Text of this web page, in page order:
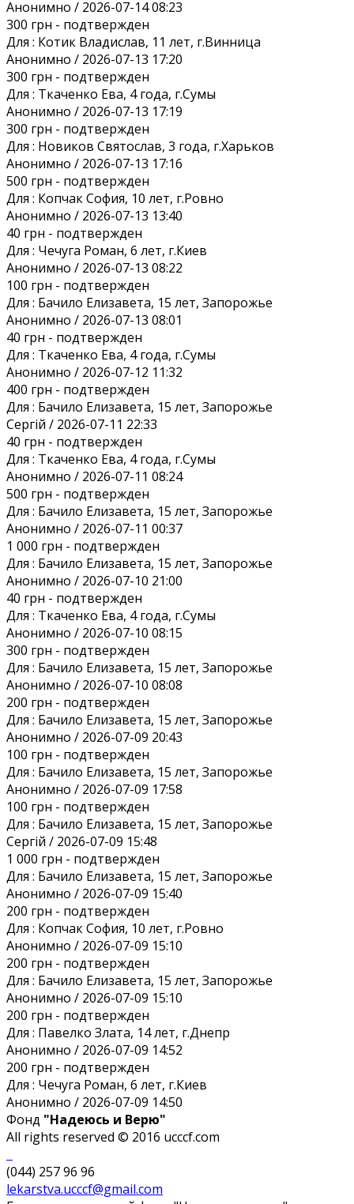
Анонимно / 2026-07-14 08:23
300 грн - подтвержден
Для : Котик Владислав, 11 лет, г.Винница
Анонимно / 2026-07-13 17:20
300 грн - подтвержден
Для : Ткаченко Ева, 4 года, г.Сумы
Анонимно / 2026-07-13 17:19
300 грн - подтвержден
Для : Новиков Святослав, 3 года, г.Харьков
Анонимно / 2026-07-13 17:16
500 грн - подтвержден
Для : Копчак София, 10 лет, г.Ровно
Анонимно / 2026-07-13 13:40
40 грн - подтвержден
Для : Чечуга Роман, 6 лет, г.Киев
Анонимно / 2026-07-13 08:22
100 грн - подтвержден
Для : Бачило Елизавета, 15 лет, Запорожье
Анонимно / 2026-07-13 08:01
40 грн - подтвержден
Для : Ткаченко Ева, 4 года, г.Сумы
Анонимно / 2026-07-12 11:32
400 грн - подтвержден
Для : Бачило Елизавета, 15 лет, Запорожье
Сергій / 2026-07-11 22:33
40 грн - подтвержден
Для : Ткаченко Ева, 4 года, г.Сумы
Анонимно / 2026-07-11 08:24
500 грн - подтвержден
Для : Бачило Елизавета, 15 лет, Запорожье
Анонимно / 2026-07-11 00:37
1 000 грн - подтвержден
Для : Бачило Елизавета, 15 лет, Запорожье
Анонимно / 2026-07-10 21:00
40 грн - подтвержден
Для : Ткаченко Ева, 4 года, г.Сумы
Анонимно / 2026-07-10 08:15
300 грн - подтвержден
Для : Бачило Елизавета, 15 лет, Запорожье
Анонимно / 2026-07-10 08:08
200 грн - подтвержден
Для : Бачило Елизавета, 15 лет, Запорожье
Анонимно / 2026-07-09 20:43
100 грн - подтвержден
Для : Бачило Елизавета, 15 лет, Запорожье
Анонимно / 2026-07-09 17:58
100 грн - подтвержден
Для : Бачило Елизавета, 15 лет, Запорожье
Сергій / 2026-07-09 15:48
1 000 грн - подтвержден
Для : Бачило Елизавета, 15 лет, Запорожье
Анонимно / 2026-07-09 15:40
200 грн - подтвержден
Для : Копчак София, 10 лет, г.Ровно
Анонимно / 2026-07-09 15:10
200 грн - подтвержден
Для : Бачило Елизавета, 15 лет, Запорожье
Анонимно / 2026-07-09 15:10
200 грн - подтвержден
Для : Павелко Злата, 14 лет, г.Днепр
Анонимно / 2026-07-09 14:52
200 грн - подтвержден
Для : Чечуга Роман, 6 лет, г.Киев
Анонимно / 2026-07-09 14:50
Фонд "Надеюсь и Верю"
All rights reserved © 2016 ucccf.com
(044) 257 96 96
lekarstva.ucccf@gmail.com